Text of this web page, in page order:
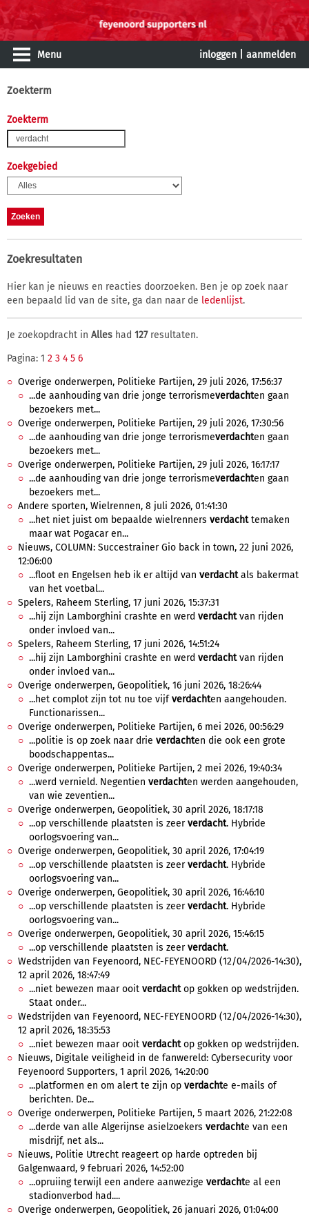
Menu inloggen aanmelden
Zoekterm
Zoekterm
Zoekgebied
Zoekresultaten
Hier kan je nieuws en reacties doorzoeken. Ben je op zoek naar
een bepaald lid van de site, ga dan naar de ledenlijst.
Je zoekopdracht in Alles had 127resultaten.
Pagina: 1 2 3 4 5 6
Overige onderwerpen, Politieke Partijen, 29 juli 2026, 17:56:37
...de aanhouding van drie jonge terrorismeverdachten gaan
bezoekers met...
Overige onderwerpen, Politieke Partijen, 29 juli 2026, 17:30:56
...de aanhouding van drie jonge terrorismeverdachten gaan
bezoekers met...
Overige onderwerpen, Politieke Partijen, 29 juli 2026, 16:17:17
...de aanhouding van drie jonge terrorismeverdachten gaan
bezoekers met...
Andere sporten, Wielrennen, 8 juli 2026, 01:41:30
...het niet juist om bepaalde wielrenners verdachttemaken
maar wat Pogacar en...
Nieuws, COLUMN: Succestrainer Gio back in town, 22 juni 2026,
12:06:00
...floot en Engelsen heb ik er altijd van verdachtals bakermat
van het voetbal...
Spelers, Raheem Sterling, 17 juni 2026, 15:37:31
...hij zijn Lamborghini crashte en werd verdachtvan rijden
onder invloed van...
Spelers, Raheem Sterling, 17 juni 2026, 14:51:24
...hij zijn Lamborghini crashte en werd verdachtvan rijden
onder invloed van...
Overige onderwerpen, Geopolitiek, 16 juni 2026, 18:26:44
...het complot zijn tot nu toe vijfverdachten aangehouden.
Functionarissen...
Overige onderwerpen, Politieke Partijen, 6 mei 2026, 00:56:29
...politie is op zoek naar drie verdachten die ook een grote
boodschappentas...
Overige onderwerpen, Politieke Partijen, 2 mei 2026, 19:40:34
...werd vernield. Negentien verdachten werden aangehouden,
van wie zeventien...
Overige onderwerpen, Geopolitiek, 30 april 2026, 18:17:18
...op verschillende plaatsten is zeerverdacht. Hybride
oorlogsvoering van...
Overige onderwerpen, Geopolitiek, 30 april 2026, 17:04:19
...op verschillende plaatsten is zeerverdacht. Hybride
oorlogsvoering van...
Overige onderwerpen, Geopolitiek, 30 april 2026, 16:46:10
...op verschillende plaatsten is zeerverdacht. Hybride
oorlogsvoering van...
Overige onderwerpen, Geopolitiek, 30 april 2026, 15:46:15
...op verschillende plaatsten is zeerverdacht.
Wedstrijden van Feyenoord, NEC-FEYENOORD (12/04/2026-14:30),
12 april 2026, 18:47:49
...niet bewezen maar ooit verdachtop gokken op wedstrijden.
Staat onder...
Wedstrijden van Feyenoord, NEC-FEYENOORD (12/04/2026-14:30),
12 april 2026, 18:35:53
...niet bewezen maar ooit verdachtop gokken op wedstrijden.
Nieuws, Digitale veiligheid in de fanwereld: Cybersecurity voor
Feyenoord Supporters, 1 april 2026, 14:20:00
...platformen en om alert te zijn op verdachte e-mails of
berichten. De...
Overige onderwerpen, Politieke Partijen, 5 maart 2026, 21:22:08
...derde van alle Algerijnse asielzoekers verdachte van een
misdrijf, net als...
Nieuws, Politie Utrecht reageert op harde optreden bij
Galgenwaard, 9 februari 2026, 14:52:00
...opruiing terwijl een andere aanwezige verdachte al een
stadionverbod had....
Overige onderwerpen, Geopolitiek, 26 januari 2026, 01:04:00